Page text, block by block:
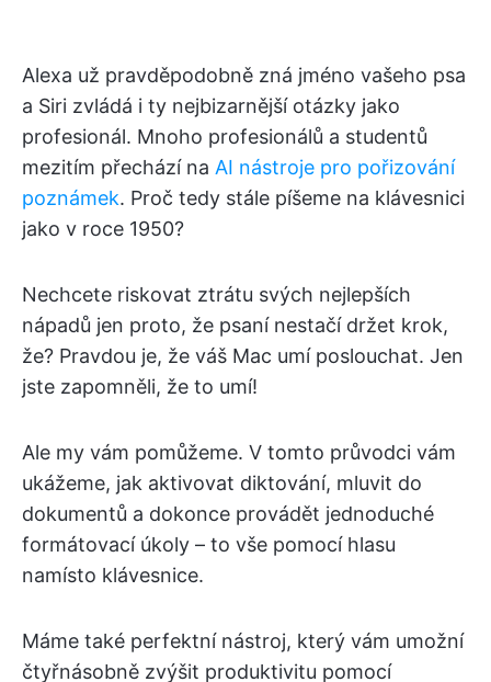
Alexa už pravděpodobně zná jméno vašeho psa
a Siri zvládá i ty nejbizarnější otázky jako
profesionál. Mnoho profesionálů a studentů
mezitím přechází na AI nástroje pro pořizování
poznámek. Proč tedy stále píšeme na klávesnici
jako v roce 1950?
Nechcete riskovat ztrátu svých nejlepších
nápadů jen proto, že psaní nestačí držet krok,
že? Pravdou je, že váš Mac umí poslouchat. Jen
jste zapomněli, že to umí!
Ale my vám pomůžeme. V tomto průvodci vám
ukážeme, jak aktivovat diktování, mluvit do
dokumentů a dokonce provádět jednoduché
formátovací úkoly – to vše pomocí hlasu
namísto klávesnice.
Máme také perfektní nástroj, který vám umožní
čtyřnásobně zvýšit produktivitu pomocí